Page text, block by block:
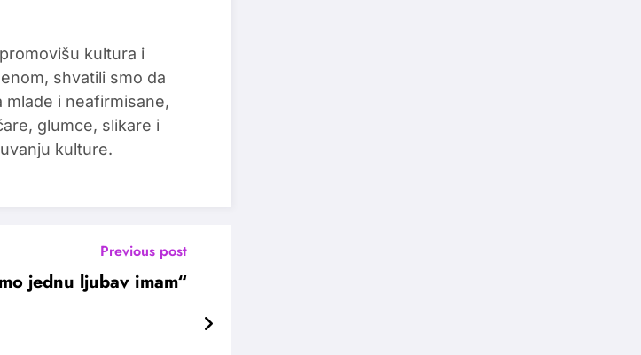
kultura i
shvatili smo da
i neafirmisane,
glumce, slikare i
kulture.
Previous post
jednu ljubav imam“